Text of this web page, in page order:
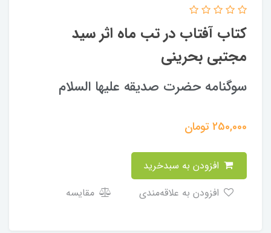
کتاب آفتاب در تب ماه اثر سید
مجتبی بحرینی
سوگنامه حضرت صدیقه علیها السلام
250,000تومان
مقایسه